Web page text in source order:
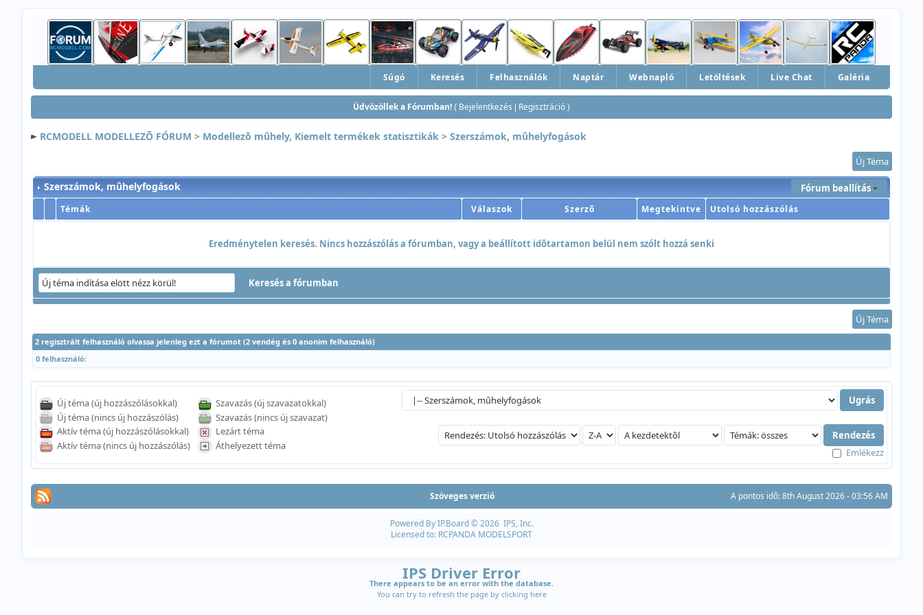
Súgó Keresés Felhasználók Naptár Webnapló Letöltések Live Chat Galéria
Üdvözöllek a Fórumban! ( Bejelentkezés Regisztráció )
RCMODELL MODELLEZÕ FÓRUM > Modellezõ mûhely, Kiemelt termékek statisztikák > Szerszámok, mûhelyfogások
Új Téma
Szerszámok, mûhelyfogások Fórum beallítás
Témák Válaszok Szerzõ Megtekintve Utolsó hozzászólás
Eredménytelen keresés. Nincs hozzászólás a fórumban, vagy a beállított idõtartamon belül nem szólt hozzá senki
Új Téma
2 regisztrált felhasználó olvassa jelenleg ezt a fórumot (2 vendég és 0 anonim felhasználó)
0 felhasználó:
Új téma (új hozzászólásokkal)
Új téma (nincs új hozzászólás)
Aktív téma (új hozzászólásokkal)
Aktív téma (nincs új hozzászólás)
Szavazás (új szavazatokkal)
Szavazás (nincs új szavazat)
Lezárt téma
Áthelyezett téma
Emlékezz
Szöveges verzió A pontos idõ: 8th August 2026 - 03:56 AM
Powered ByIP.Board© 2026 IPS, Inc.
Licensed to: RCPANDA MODELSPORT
IPS Driver Error
There appears to be an error with the database.
You can try to refresh the page by clicking here